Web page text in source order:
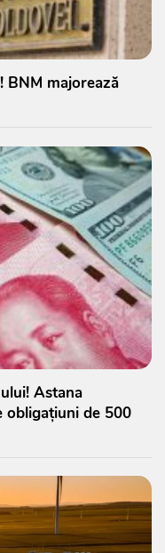
BNM majorează
Astana
obligațiuni de 500